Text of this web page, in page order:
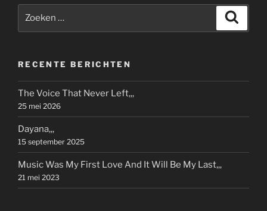
RECENTE BERICHTEN
The Voice That Never Left,,,
25 mei 2026
Dayana,,,
15 september 2025
Music Was My First Love And It Will Be My Last,,,
21 mei 2023